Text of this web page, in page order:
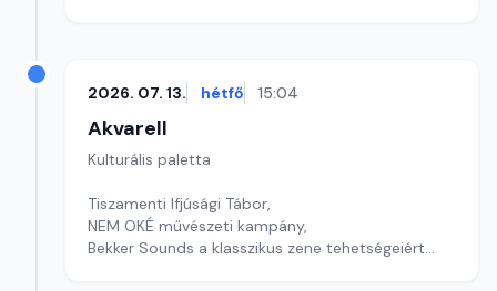
Szerkesztő: Tóth J. András
2026. 07. 13. hétfő 15:04
Akvarell
Kulturális paletta
Tiszamenti Ifjúsági Tábor,
NEM OKÉ művészeti kampány,
Bekker Sounds a klasszikus zene tehetségeiért